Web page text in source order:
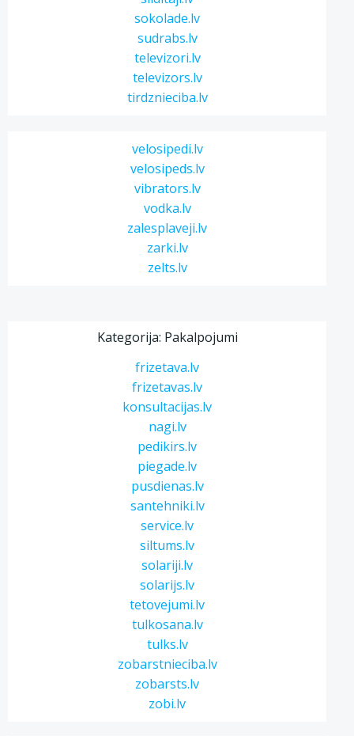
sokolade.lv
sudrabs.lv
televizori.lv
televizors.lv
tirdznieciba.lv
velosipedi.lv
velosipeds.lv
vibrators.lv
vodka.lv
zalesplaveji.lv
zarki.lv
zelts.lv
Kategorija: Pakalpojumi
frizetava.lv
frizetavas.lv
konsultacijas.lv
nagi.lv
pedikirs.lv
piegade.lv
pusdienas.lv
santehniki.lv
service.lv
siltums.lv
solariji.lv
solarijs.lv
tetovejumi.lv
tulkosana.lv
tulks.lv
zobarstnieciba.lv
zobarsts.lv
zobi.lv